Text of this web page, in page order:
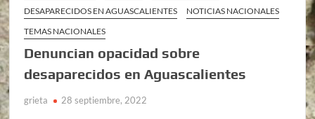
DESAPARECIDOS EN AGUASCALIENTES
NOTICIAS NACIONALES
TEMAS NACIONALES
Denuncian opacidad sobre
desaparecidos en Aguascalientes
grieta 28 septiembre, 2022